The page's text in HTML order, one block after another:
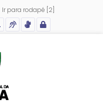
Ir para rodapé [2]
do site
da fonte do site
auto contraste no site
página sobre acessibilidade do site
Acessar página sobre NVDA - Leitor de Tela
Acessar página sobre VLibras - Tradutor de
Acessar Intranet